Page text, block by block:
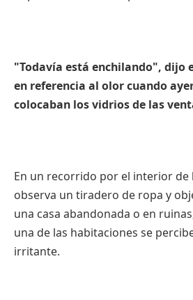
"Todavía está enchilando", dijo
en referencia al olor cuando
colocaban los vidrios de las
En un recorrido por el interior de
observa un tiradero de ropa y
una casa abandonada o en
una de las habitaciones se
irritante.